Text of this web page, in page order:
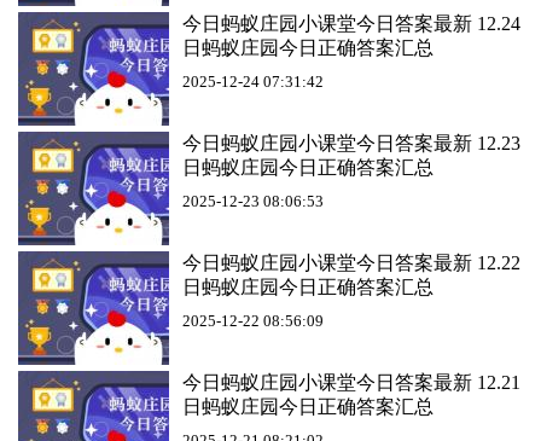
今日蚂蚁庄园小课堂今日答案最新 12.24
日蚂蚁庄园今日正确答案汇总
2025-12-24 07:31:42
今日蚂蚁庄园小课堂今日答案最新 12.23
日蚂蚁庄园今日正确答案汇总
2025-12-23 08:06:53
今日蚂蚁庄园小课堂今日答案最新 12.22
日蚂蚁庄园今日正确答案汇总
2025-12-22 08:56:09
今日蚂蚁庄园小课堂今日答案最新 12.21
日蚂蚁庄园今日正确答案汇总